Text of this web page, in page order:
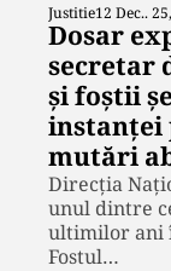
Justitie12 Dec..
Dosar
secretar
și foștii
instanței
mutări
Direcția
unul dintre
ultimilor ani
Fostul…